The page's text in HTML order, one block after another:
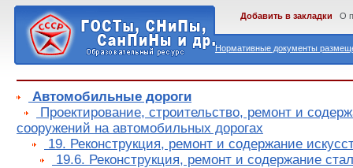
Нормативные документы
Добавить в закладки О
Автомобильные дороги
Проектирование, строительство, ремонт и
сооружений на автомобильных дорогах
19. Реконструкция, ремонт и содержание
19.6. Реконструкция, ремонт и содержание